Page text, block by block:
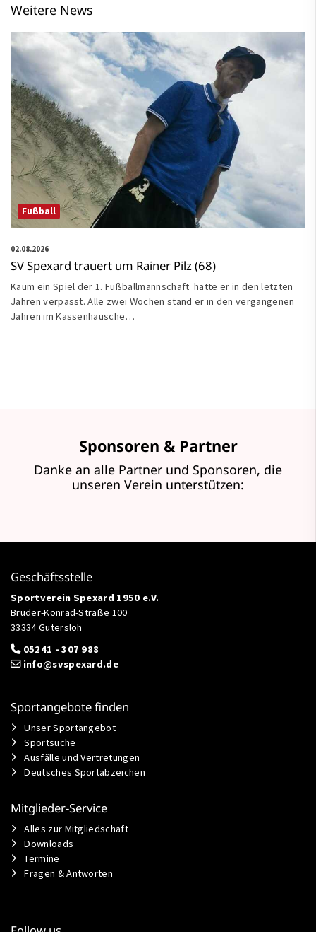
Weitere News
Fußball
02.08.2026
SV Spexard trauert um Rainer Pilz (68)
Kaum ein Spiel der 1. Fußballmannschaft hatte er in den letzten
Jahren verpasst. Alle zwei Wochen stand er in den vergangenen
Jahren im Kassenhäusche…
Sponsoren & Partner
Danke an alle Partner und Sponsoren, die
unseren Verein unterstützen:
Geschäftsstelle
Sportverein Spexard 1950 e.V.
Bruder-Konrad-Straße 100
33334 Gütersloh
05241 - 307 988
info@svspexard.de
Sportangebote finden
Unser Sportangebot
Sportsuche
Ausfälle und Vertretungen
Deutsches Sportabzeichen
Mitglieder-Service
Alles zur Mitgliedschaft
Downloads
Termine
Fragen & Antworten